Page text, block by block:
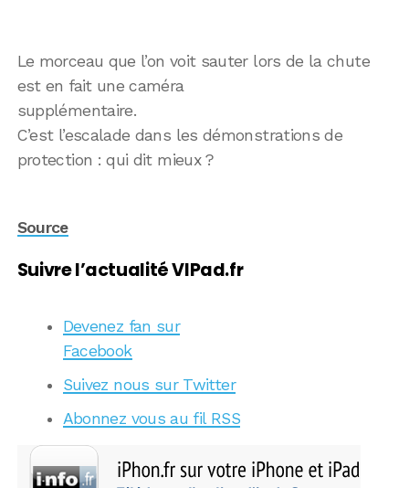
Le morceau que l’on voit sauter lors de la chute
est en fait une caméra
supplémentaire.
C’est l’escalade dans les démonstrations de
protection : qui dit mieux ?
Source
Suivre l’actualité VIPad.fr
Devenez fan sur
Facebook
Suivez nous sur Twitter
Abonnez vous au fil RSS